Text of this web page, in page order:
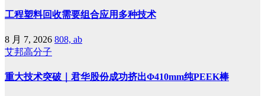
工程塑料回收需要组合应用多种技术
8 月 7, 2026 808, ab
艾邦高分子
重大技术突破｜君华股份成功挤出Φ410mm纯PEEK棒